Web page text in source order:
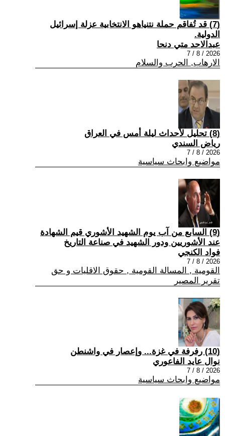
(7) قد تُفاقم حملة نتنياهو الانتخابية عزلة إسرائيل
الدولية.
عبدالاحد متي دنحا
2026 / 8 / 7
الارهاب, الحرب والسلام
(8) تحليل لأحداث ليلة أمس في العراق
رياض السندي
2026 / 8 / 7
مواضيع وابحاث سياسية
(9) السابع من آب يوم الشهيد الأشوري قيم الشهادة
عند الأشوريين ودور الشهيد في صناعة التاريخ
فواد الكنجي
2026 / 8 / 7
القومية , المسالة القومية , حقوق الاقليات و حق
تقرير المصير
(10) رفرفة في غزة... وإعصار في واشنطن
نوال عايد الفاعوري
2026 / 8 / 7
مواضيع وابحاث سياسية